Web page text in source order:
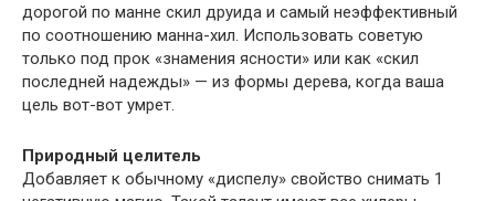
дорогой по манне скил друида и самый неэффективный
по соотношению манна-хил. Использовать советую
только под прок «знамения ясности» или как «скил
последней надежды» — из формы дерева, когда ваша
цель вот-вот умрет.
Природный целитель
Добавляет к обычному «диспелу» свойство снимать 1